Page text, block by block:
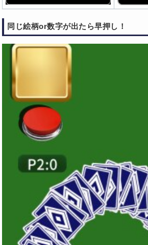
同じ絵柄or数字が出たら早押し！